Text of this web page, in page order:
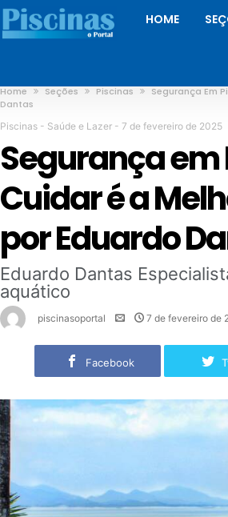
HOME
Home Seções Piscinas
Segurança Em
Dantas
Piscinas - Saúde e Lazer - 7 de fevereiro de 2025
Segurança em
Cuidar é a
por Eduardo
Eduardo Dantas
aquático
piscinasoportal 7 de fevereiro de
Facebook